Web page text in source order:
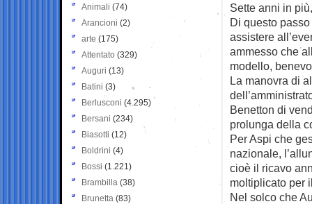
Sette anni in
Di questo
assistere
ammesso che
modello,
La manovra di
Benetton di
prolunga della
Per Aspi che
nazionale,
cioè il ricavo
moltiplicato per
Nel solco che
Animali (74)
Arancioni (2)
arte (175)
Attentato (329)
Auguri (13)
Batini (3)
Berlusconi (4.295)
Bersani (234)
Biasotti (12)
Boldrini (4)
Bossi (1.221)
Brambilla (38)
Brunetta (83)